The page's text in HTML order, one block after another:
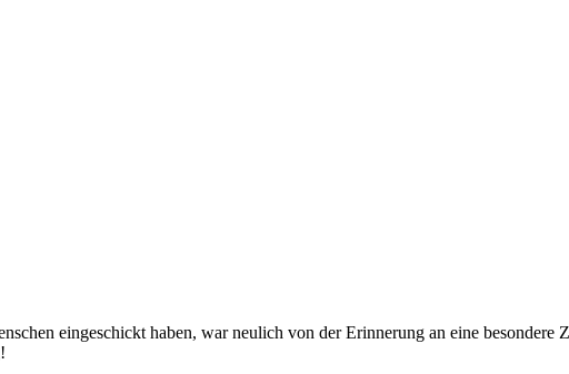
eingeschickt haben, war neulich von der Erinnerung an eine besondere